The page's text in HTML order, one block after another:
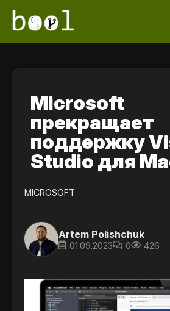
Microsoft
прекращает
поддержку
Studio для
MICROSOFT
Artem Polishchuk
01.09.2023 0 426